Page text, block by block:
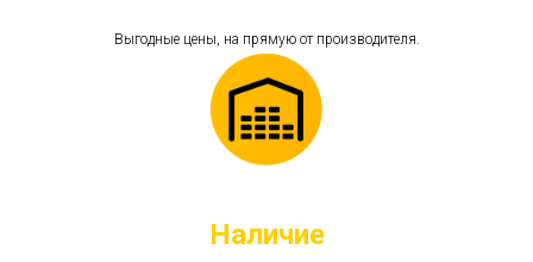
Выгодные цены, на прямую от производителя.
Наличие